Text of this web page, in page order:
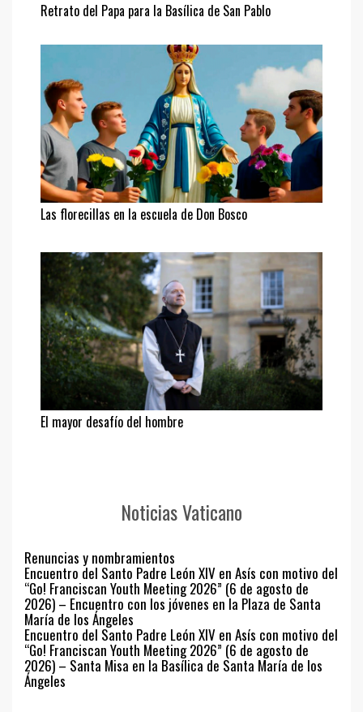
Retrato del Papa para la Basílica de San Pablo
Las florecillas en la escuela de Don Bosco
El mayor desafío del hombre
Noticias Vaticano
Renuncias y nombramientos
Encuentro del Santo Padre León XIV en Asís con motivo del
“Go! Franciscan Youth Meeting 2026” (6 de agosto de
2026) – Encuentro con los jóvenes en la Plaza de Santa
María de los Ángeles
Encuentro del Santo Padre León XIV en Asís con motivo del
“Go! Franciscan Youth Meeting 2026” (6 de agosto de
2026) – Santa Misa en la Basílica de Santa María de los
Ángeles